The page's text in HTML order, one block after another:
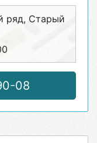
ряд, Старый
08